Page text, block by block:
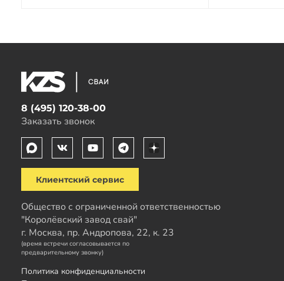
8 (495) 120-38-00
Заказать звонок
Клиентский сервис
Общество с ограниченной ответственностью
"Королёвский завод свай"
г. Москва, пр. Андропова, 22, к. 23
(время встречи согласовывается по
предварительному звонку)
Политика конфиденциальности